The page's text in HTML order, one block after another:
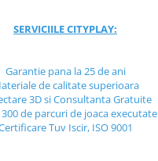
SERVICIILE CITYPLAY:
Garantie pana la 25 de ani
de calitate superioara
3D si Consultanta Gratuite
300 de parcuri de joaca executate
Tuv Iscir, ISO 9001